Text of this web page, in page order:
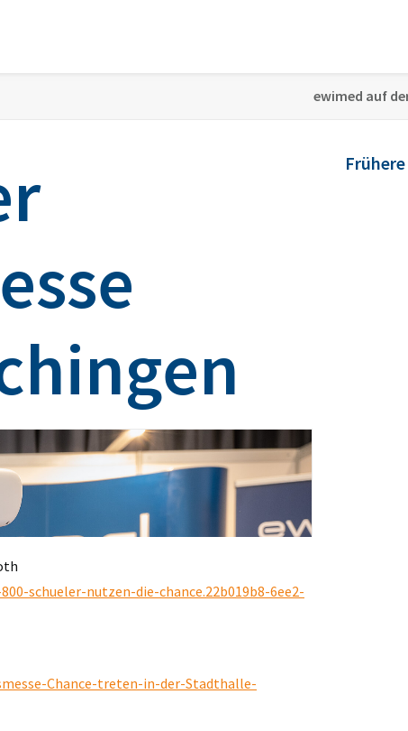
ewimed auf
schueler-nutzen-die-chance.22b019b8-6ee2-
Chance-treten-in-der-Stadthalle-